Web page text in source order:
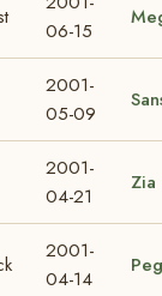
06-15
2001-
05-09
2001-
04-21
Zia
2001-
04-14